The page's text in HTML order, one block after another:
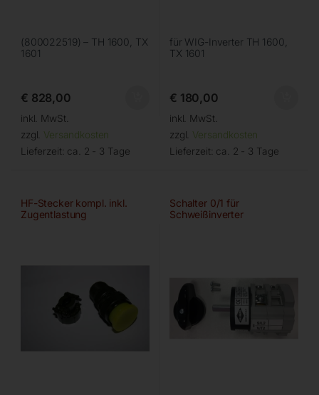
(800022519) – TH 1600, TX
1601
€ 828,00
inkl. MwSt.
zzgl. Versandkosten
Lieferzeit: ca. 2 - 3 Tage
für WIG-Inverter TH 1600,
TX 1601
€ 180,00
inkl. MwSt.
zzgl. Versandkosten
Lieferzeit: ca. 2 - 3 Tage
HF-Stecker kompl. inkl.
Zugentlastung
Schalter 0/1 für
Schweißinverter